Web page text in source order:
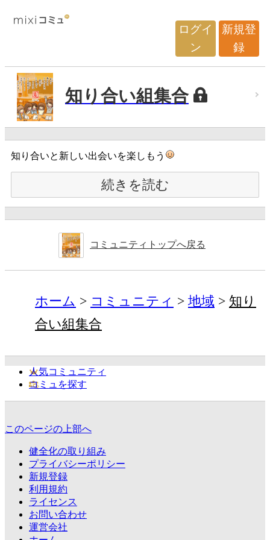
ログイ
ン
新規登
録
知り合い組集合
知り合いと新しい出会いを楽しもう
続きを読む
コミュニティトップへ戻る
ホーム コミュニティ 地域
知り
合い組集合
人気コミュニティ
コミュを探す
このページの上部へ
健全化の取り組み
プライバシーポリシー
新規登録
利用規約
ライセンス
お問い合わせ
運営会社